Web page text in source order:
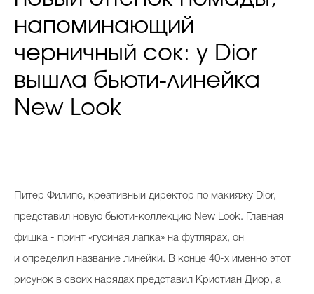
напоминающий
черничный сок: у Dior
вышла бьюти-линейка
New Look
Питер Филипс, креативный директор по макияжу Dior,
представил новую бьюти-коллекцию New Look. Главная
фишка - принт «гусиная лапка» на футлярах, он
и определил название линейки. В конце 40-х именно этот
рисунок в своих нарядах представил Кристиан Диор, а